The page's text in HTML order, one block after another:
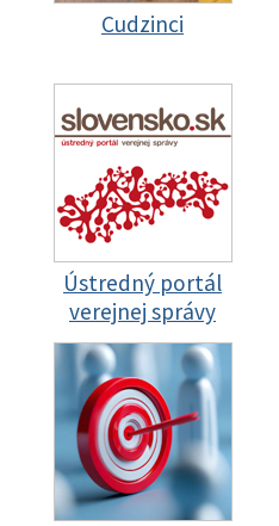
Cudzinci
Ústredný portál
verejnej správy